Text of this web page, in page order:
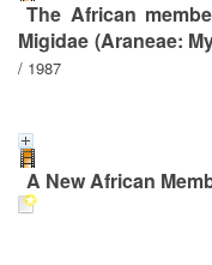
The African
Migidae (Araneae:
/ 1987
A New African